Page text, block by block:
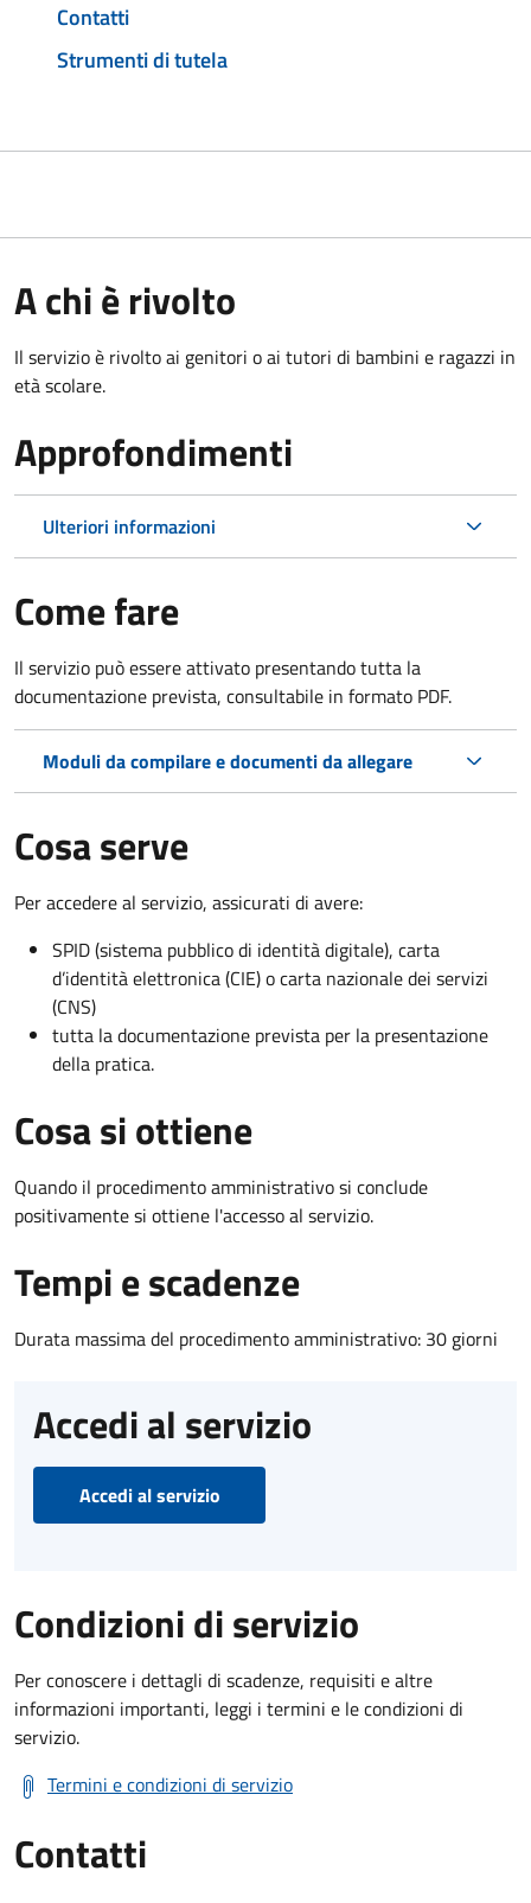
Contatti
Strumenti di tutela
A chi è rivolto
Il servizio è rivolto ai genitori o ai tutori di bambini e ragazzi in
età scolare.
Approfondimenti
Ulteriori informazioni
Come fare
Il servizio può essere attivato presentando tutta la
documentazione prevista, consultabile in formato PDF.
Moduli da compilare e documenti da allegare
Cosa serve
Per accedere al servizio, assicurati di avere:
SPID (sistema pubblico di identità digitale), carta
d’identità elettronica (CIE) o carta nazionale dei servizi
(CNS)
tutta la documentazione prevista per la presentazione
della pratica.
Cosa si ottiene
Quando il procedimento amministrativo si conclude
positivamente si ottiene l'accesso al servizio.
Tempi e scadenze
Durata massima del procedimento amministrativo: 30 giorni
Accedi al servizio
Accedi al servizio
Condizioni di servizio
Per conoscere i dettagli di scadenze, requisiti e altre
informazioni importanti, leggi i termini e le condizioni di
servizio.
Termini e condizioni di servizio
Contatti